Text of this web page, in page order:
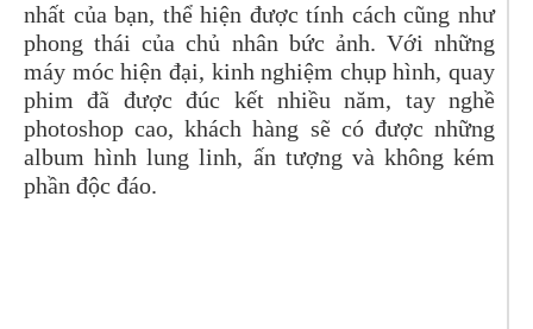
nhất của bạn, thể hiện được tính cách cũng như
phong thái của chủ nhân bức ảnh. Với những
máy móc hiện đại, kinh nghiệm chụp hình, quay
phim đã được đúc kết nhiều năm, tay nghề
photoshop cao, khách hàng sẽ có được những
album hình lung linh, ấn tượng và không kém
phần độc đáo.